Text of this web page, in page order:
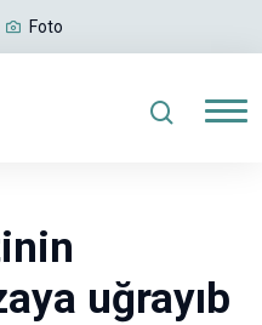
Foto
uğrayıb